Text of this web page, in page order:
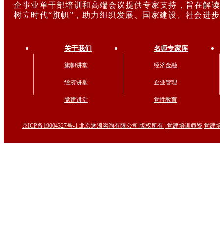
企事业单干部培训和高端会议提供专家支持，旨在解
树立时代“旗帜”，助力组织发展、国家建设、社会进
关于我们
旗帜讲堂
经济讲堂
党建讲堂
名师专家库
经济金融
企业管理
党性教育
京ICP备19004327号-1 北京逐浪咨询有限公司 版权所有 | 党建培训师资,党